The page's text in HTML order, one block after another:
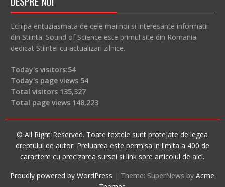
Echipa entuziasmata de cele mai noi si interesante informatii
din Stiinta. Sound of Science este primul site din Romania
dedicat Stiintei cu actualizari zilnice.
Today's visitors:54
Today's page views 54
Total visitors 135,327
Total page views 148,223
© All Right Reserved. Toate textele sunt protejate de legea
dreptului de autor. Preluarea este permisa in limita a 400 de
caractere cu precizarea sursei si link spre articolul de aici.
Proudly powered by WordPress | Theme: SuperNews byAcme